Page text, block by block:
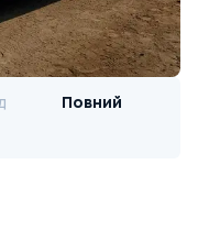
Повний